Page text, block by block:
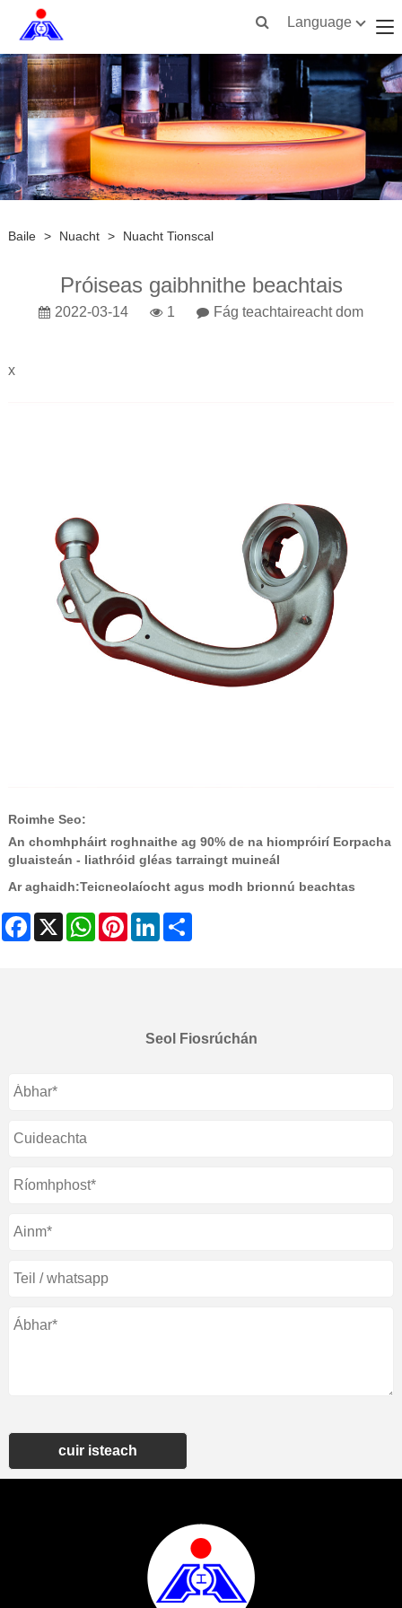
Language
Baile > Nuacht > Nuacht Tionscal
Próiseas gaibhnithe beachtais
2022-03-14 1 Fág teachtaireacht dom
x
Roimhe Seo:
An chomhpháirt roghnaithe ag 90% de na hiompróirí Eorpacha
gluaisteán - liathróid gléas tarraingt muineál
Ar aghaidh:Teicneolaíocht agus modh brionnú beachtas
Facebook
X WhatsAppPinterestLinkedIn
Seol Fiosrúchán
cuir isteach